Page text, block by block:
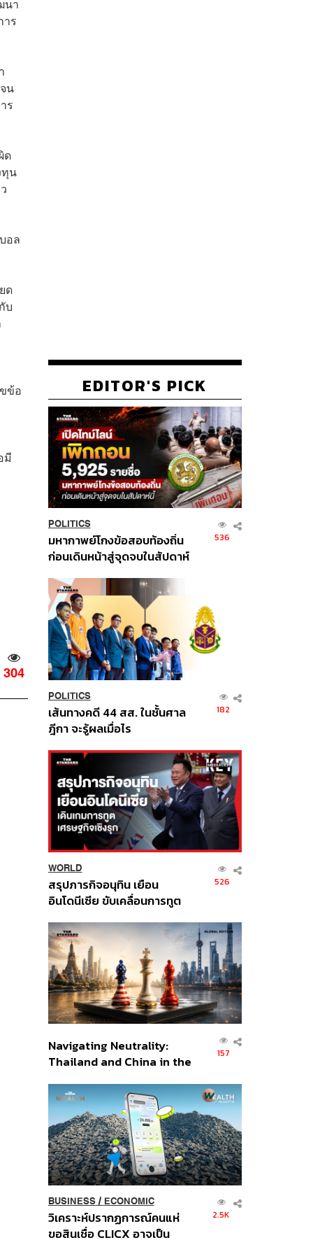
นา
ร
น
ร
ด
ทุน
อล
ด
บ
ข้อ
มี
304
EDITOR'S PICK
POLITICS
มหากาพย์โกงข้อสอบท้องถิ่น
ก่อนเดินหน้าสู่จุดจบในสัปดาห์
536
POLITICS
เส้นทางคดี 44 สส. ในชั้นศาล
ฎีกา จะรู้ผลเมื่อไร
182
WORLD
สรุปภารกิจอนุทิน เยือน
อินโดนีเซีย ขับเคลื่อนการทูต
ส่วนยุทธศาสตร์ไทย –
อินโดนีเซีย
526
Navigating Neutrality:
Thailand and China in the
Order
157
BUSINESS/ ECONOMIC
วิเคราะห์ปรากฏการณ์คนแห่
ขอสินเชื่อ CLICX อาจเป็น
2.5K